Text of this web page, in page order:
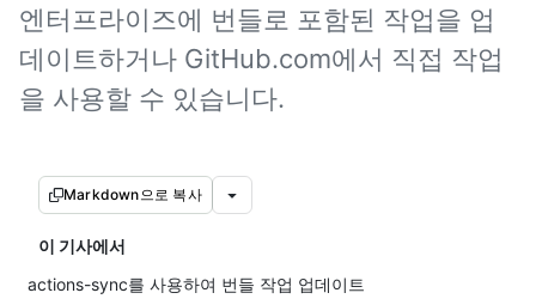
엔터프라이즈에 번들로 포함된 작업을 업
데이트하거나 GitHub.com에서 직접 작업
을 사용할 수 있습니다.
Markdown으로 복사
이 기사에서
actions-sync를 사용하여 번들 작업 업데이트